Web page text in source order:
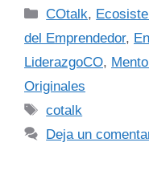
COtalk,
del Emprendedor,
LiderazgoCO,
Originales
cotalk
Deja un